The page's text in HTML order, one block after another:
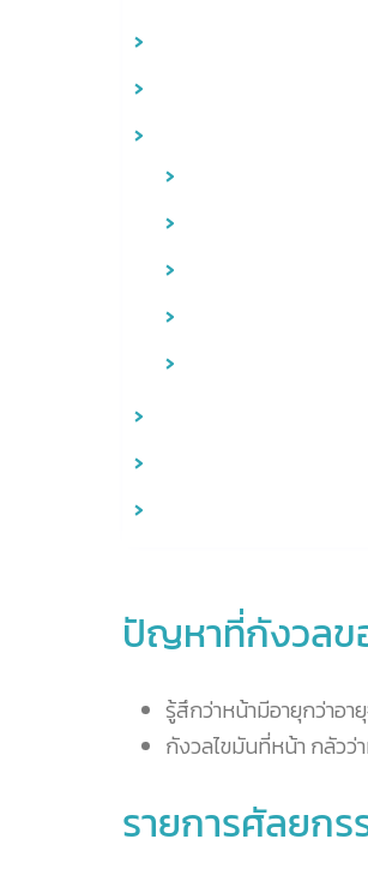
ปัญหาที่กังวลข
รู้สึกว่าหน้ามีอายุกว่าอา
กังวลไขมันที่หน้า กลัวว่
รายการศัลยก